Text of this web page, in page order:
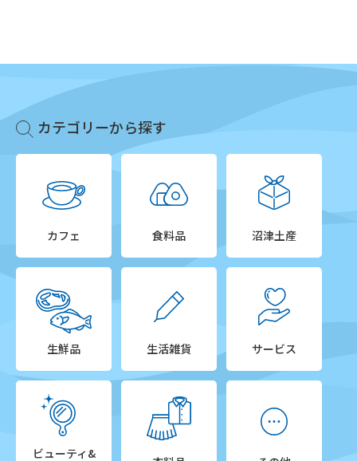
カテゴリーから探す
カフェ 食料品 沼津土産
生鮮品 生活雑貨 サービス
ビューティ&